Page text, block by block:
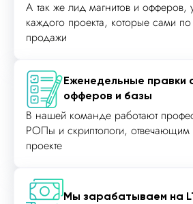
А так же лид магнитов и офферов,
каждого проекта, которые сами
продажи
Еженедельные правки
офферов и базы
В нашей команде работают
РОПы и скриптологи, отвечающим
проекте
Мы зарабатываем на